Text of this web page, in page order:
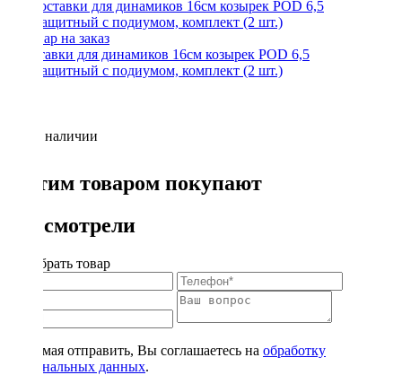
Проставки для динамиков 16см козырек POD 6,5
водозащитный с подиумом, комплект (2 шт.)
Нет в наличии
С этим товаром покупают
Вы смотрели
Подобрать товар
Нажимая отправить, Вы соглашаетесь на обработку
персональных данных.